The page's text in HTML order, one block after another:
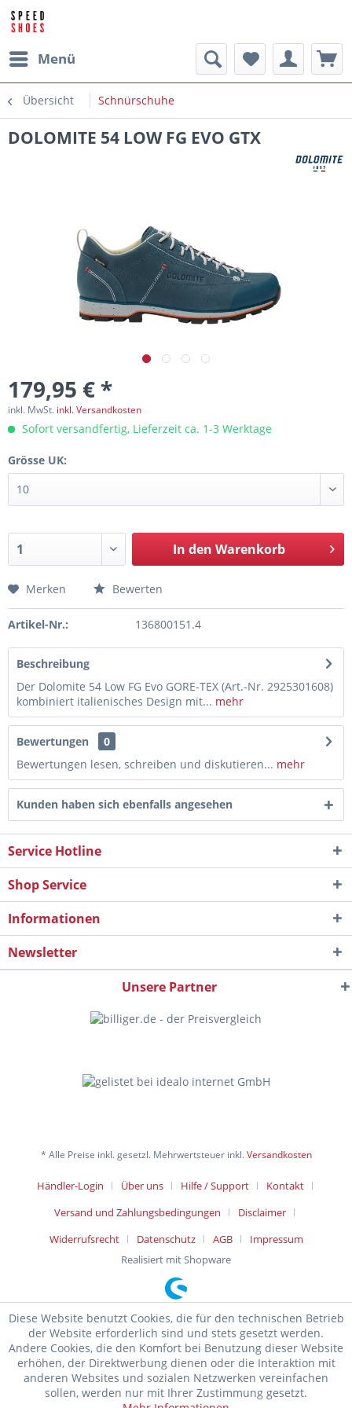
Menü
Übersicht Schnürschuhe
DOLOMITE 54 LOW FG EVO GTX
179,95 € *
inkl. MwSt. inkl. Versandkosten
Sofort versandfertig, Lieferzeit ca. 1-3 Werktage
Grösse UK:
In den Warenkorb
Merken Bewerten
Artikel-Nr.: 136800151.4
Beschreibung
Der Dolomite 54 Low FG Evo GORE-TEX (Art.-Nr. 2925301608)
kombiniert italienisches Design mit... mehr
Bewertungen
0
Bewertungen lesen, schreiben und diskutieren... mehr
Kunden haben sich ebenfalls angesehen
Service Hotline
Shop Service
Informationen
Newsletter
Unsere Partner
* Alle Preise inkl. gesetzl. Mehrwertsteuer inkl.Versandkosten
Händler-Login Über uns Hilfe / Support
Kontakt
Versand und Zahlungsbedingungen
Disclaimer
Widerrufsrecht
Datenschutz AGB
Impressum
Realisiert mit Shopware
Diese Website benutzt Cookies, die für den technischen Betrieb
der Website erforderlich sind und stets gesetzt werden.
Andere Cookies, die den Komfort bei Benutzung dieser Website
erhöhen, der Direktwerbung dienen oder die Interaktion mit
anderen Websites und sozialen Netzwerken vereinfachen
sollen, werden nur mit Ihrer Zustimmung gesetzt.